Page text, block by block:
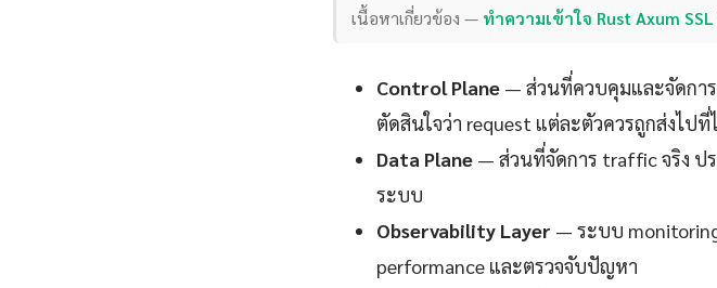
เนื้อหาเกี่ยวข้อง — ทำความเข้าใจ Rust Axum
Control Plane — ส่วนที่ควบคุมและจัดกา
ตัดสินใจว่า request แต่ละตัวควรถูกส่งไปที่
Data Plane — ส่วนที่จัดการ traffic จริง ป
ระบบ
Observability Layer — ระบบ
performance และตรวจจับปัญหา